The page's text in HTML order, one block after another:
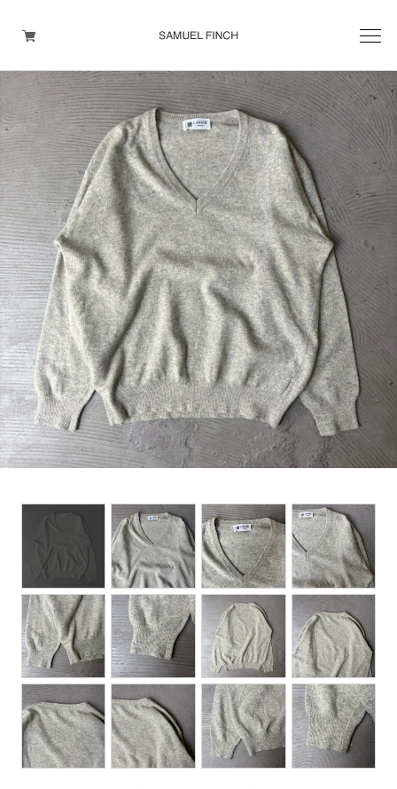
Men's
Maison Martin Margiela
Helmut Lang
Yohji Yamamoto
Other brands
TOPS
OUTER WEAR
BOTTOMS
DESIGNERS ARCHIVES